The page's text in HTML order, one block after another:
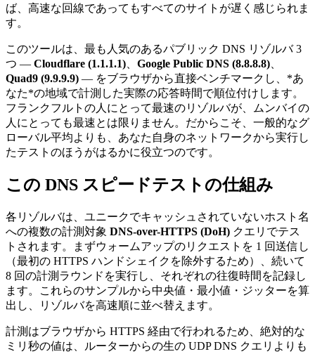
ば、高速な回線であってもすべてのサイトが遅く感じられま
す。
このツールは、最も人気のあるパブリック DNS リゾルバ 3
つ — Cloudflare (1.1.1.1) Google Public DNS (8.8.8.8)
Quad9 (9.9.9.9) — をブラウザから直接ベンチマークし、*あ
なた*の地域で計測した実際の応答時間で順位付けします。
フランクフルトの人にとって最速のリゾルバが、ムンバイの
人にとっても最速とは限りません。だからこそ、一般的なグ
ローバル平均よりも、あなた自身のネットワークから実行し
たテストのほうがはるかに役立つのです。
この DNS スピードテストの仕組み
各リゾルバは、ユニークでキャッシュされていないホスト名
への複数の計測対象 DNS-over-HTTPS (DoH) クエリでテス
トされます。まずウォームアップのリクエストを 1 回送信し
（最初の HTTPS ハンドシェイクを除外するため）、続いて
8 回の計測ラウンドを実行し、それぞれの往復時間を記録し
ます。これらのサンプルから中央値・最小値・ジッターを算
出し、リゾルバを高速順に並べ替えます。
計測はブラウザから HTTPS 経由で行われるため、絶対的な
ミリ秒の値は、ルーターからの生の UDP DNS クエリよりも